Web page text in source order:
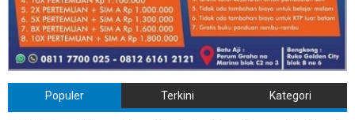
Populer Terkini Kategori